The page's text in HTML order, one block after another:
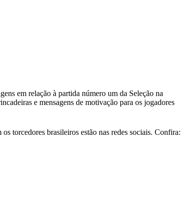
em relação à partida número um da Seleção na
e mensagens de motivação para os jogadores
torcedores brasileiros estão nas redes sociais. Confira: